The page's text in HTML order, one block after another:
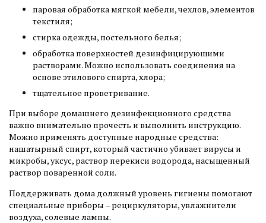
паровая обработка мягкой мебели, чехлов, элементов
текстиля;
стирка одежды, постельного белья;
обработка поверхностей дезинфицирующими
растворами. Можно использовать соединения на
основе этилового спирта, хлора;
тщательное проветривание.
При выборе домашнего дезинфекционного средства
важно внимательно прочесть и выполнить инструкцию.
Можно применять доступные народные средства:
нашатырный спирт, который частично убивает вирусы и
микробы, уксус, раствор перекиси водорода, насыщенный
раствор поваренной соли.
Поддерживать дома должный уровень гигиены помогают
специальные приборы – рециркуляторы, увлажнители
воздуха, солевые лампы.